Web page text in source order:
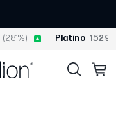
(2,81%) Platino